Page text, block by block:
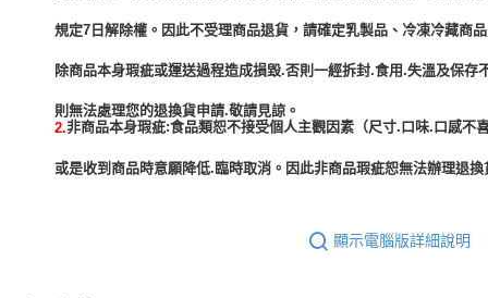
規定7日解除權。因此不受理商品退貨，請確定乳製品、冷凍冷藏商
除商品本身瑕疵或運送過程造成損毀.否則一經拆封.食用.失溫及保存
2.非商品本身瑕疵:食品類恕不接受個人主觀因素（尺寸.口味.口感不
或是收到商品時意願降低.臨時取消。因此非商品瑕疵恕無法辦理退
顯示電腦版詳細說明